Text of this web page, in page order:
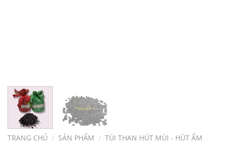
TRANG CHỦ / SẢN PHẨM / TÚI THAN HÚT MÙI - HÚT ẨM